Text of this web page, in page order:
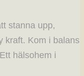
stanna upp,
kraft. Kom i balans
hälsohem i